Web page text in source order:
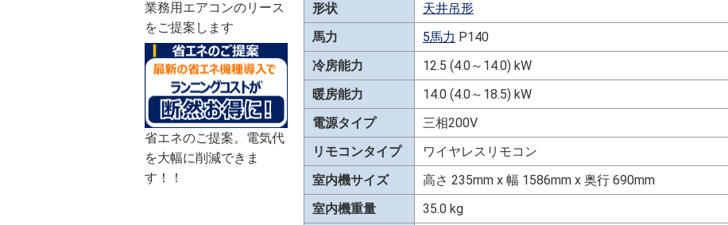
業務用エアコンのリース
をご提案します
省エネのご提案。電気代
を大幅に削減できま
す！！
形状
天井吊形
馬力
5馬力 P140
冷房能力
12.5 (4.0～14.0) kW
暖房能力
14.0 (4.0～18.5) kW
電源タイプ
三相200V
リモコンタイプ
ワイヤレスリモコン
室内機サイズ
高さ 235mm x 幅 1586mm x 奥行 690mm
室内機重量
35.0 kg